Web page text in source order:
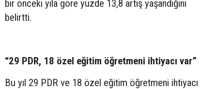
bir önceki yıla göre yüzde 13,8 artış yaşandığını
belirtti.
“29 PDR, 18 özel eğitim öğretmeni ihtiyacı var”
Bu yıl 29 PDR ve 18 özel eğitim öğretmeni ihtiyacı